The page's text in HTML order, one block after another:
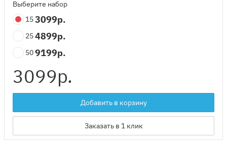
Выберите набор
153099р.
254899р.
509199р.
3099р.
Добавить в корзину
Заказать в 1 клик